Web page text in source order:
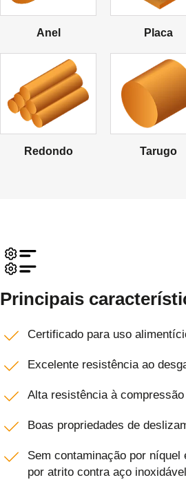
Anel Placa
Redondo Tarugo
Principais
Certificado para uso
Excelente resistência ao
Alta resistência à compressão
Boas propriedades de
Sem contaminação por níquel
por atrito contra aço inoxidável